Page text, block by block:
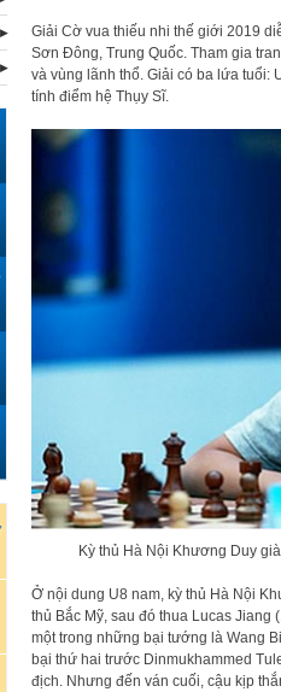
Giải Cờ vua thiếu nhi thế giới 2019
Sơn Đông, Trung Quốc. Tham gia
và vùng lãnh thổ. Giải có ba lứa tuổi:
tính điểm hệ Thụy Sĩ.
Kỳ thủ Hà Nội Khương Duy
Ở nội dung U8 nam, kỳ thủ Hà Nội
thủ Bắc Mỹ, sau đó thua Lucas
một trong những bại tướng là Wang
bại thứ hai trước Dinmukhammed
địch. Nhưng đến ván cuối, cậu kịp